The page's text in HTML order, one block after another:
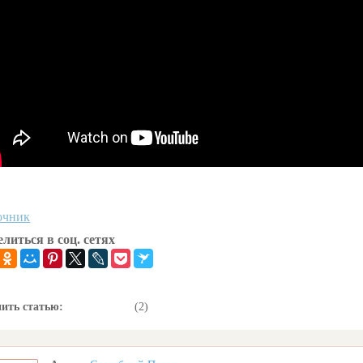
в соц. сетях
статью: (2)